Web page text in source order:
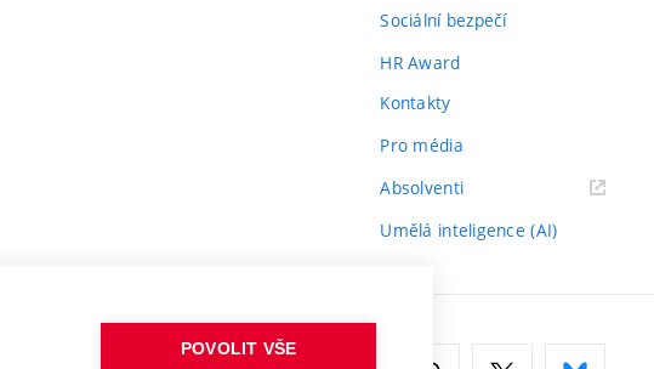
Sociální bezpečí
HR Award
Kontakty
Pro média
Absolventi(externí
Umělá inteligence (AI)
POVOLIT VŠE